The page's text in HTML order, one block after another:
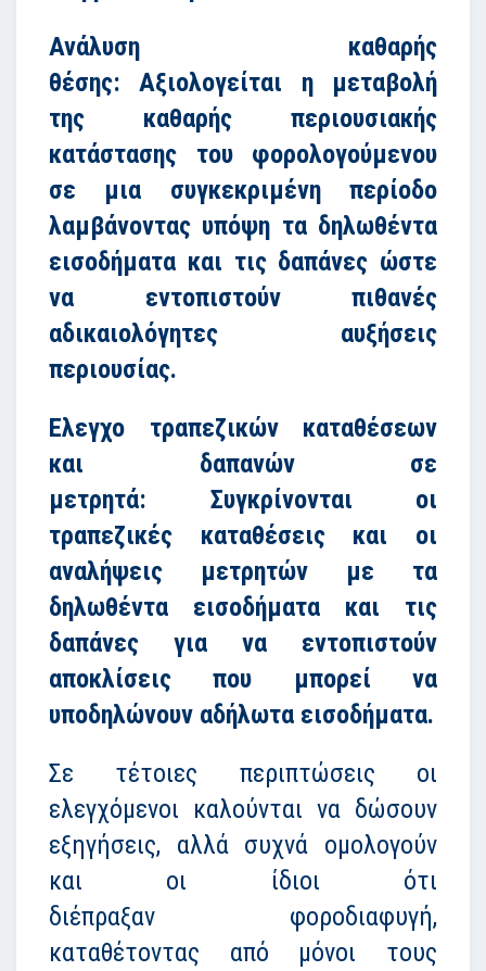
Ανάλυση καθαρής
θέσης: Αξιολογείται η μεταβολή
της καθαρής περιουσιακής
κατάστασης του φορολογούμενου
σε μια συγκεκριμένη περίοδο
λαμβάνοντας υπόψη τα δηλωθέντα
εισοδήματα και τις δαπάνες ώστε
να εντοπιστούν πιθανές
αδικαιολόγητες αυξήσεις
περιουσίας.
Ελεγχο τραπεζικών καταθέσεων
και δαπανών σε
μετρητά: Συγκρίνονται οι
τραπεζικές καταθέσεις και οι
αναλήψεις μετρητών με τα
δηλωθέντα εισοδήματα και τις
δαπάνες για να εντοπιστούν
αποκλίσεις που μπορεί να
υποδηλώνουν αδήλωτα εισοδήματα.
Σε τέτοιες περιπτώσεις οι
ελεγχόμενοι καλούνται να δώσουν
εξηγήσεις, αλλά συχνά ομολογούν
και οι ίδιοι ότι
διέπραξαν φοροδιαφυγή,
καταθέτοντας από μόνοι τους